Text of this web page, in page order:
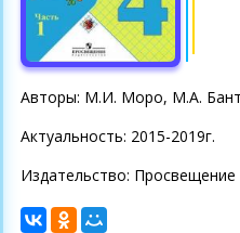
Авторы: М.И. Моро, М.А.
Актуальность: 2015-2019г.
Издательство: Просвещение